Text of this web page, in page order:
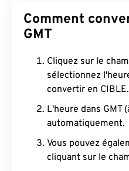
Comment
GMT
Cliquez sur le
sélectionnez
convertir en CIBLE.
L'heure dans GMT
automatiquement.
Vous pouvez
cliquant sur le